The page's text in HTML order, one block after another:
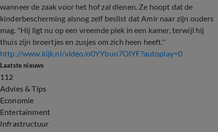
wanneer de zaak voor het hof zal dienen. Ze hoopt dat de
kinderbescherming alsnog zelf beslist dat Amir naar zijn ouders
mag. "Hij ligt nu op een vreemde plek in een kamer, terwijl hij
thuis zijn broertjes en zusjes om zich heen heeft.''
http://www.kijk.nl/video/o0YYbun7OlYF?autoplay=0
Laatste nieuws
112
Advies & Tips
Economie
Entertainment
Infrastructuur